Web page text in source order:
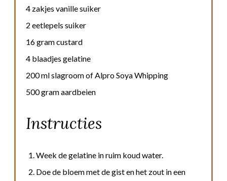
4 zakjes vanille suiker
2 eetlepels suiker
16 gram custard
4 blaadjes gelatine
200 ml slagroom of Alpro Soya Whipping
500 gram aardbeien
Instructies
Week de gelatine in ruim koud water.
Doe de bloem met de gist en het zout in een